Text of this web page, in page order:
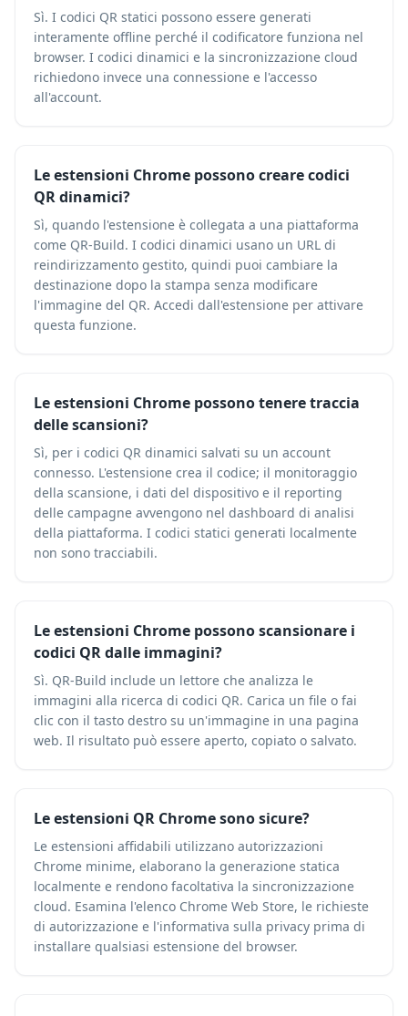
Sì. I codici QR statici possono essere generati
interamente offline perché il codificatore funziona nel
browser. I codici dinamici e la sincronizzazione cloud
richiedono invece una connessione e l'accesso
all'account.
Le estensioni Chrome possono creare codici
QR dinamici?
Sì, quando l'estensione è collegata a una piattaforma
come QR-Build. I codici dinamici usano un URL di
reindirizzamento gestito, quindi puoi cambiare la
destinazione dopo la stampa senza modificare
l'immagine del QR. Accedi dall'estensione per attivare
questa funzione.
Le estensioni Chrome possono tenere traccia
delle scansioni?
Sì, per i codici QR dinamici salvati su un account
connesso. L'estensione crea il codice; il monitoraggio
della scansione, i dati del dispositivo e il reporting
delle campagne avvengono nel dashboard di analisi
della piattaforma. I codici statici generati localmente
non sono tracciabili.
Le estensioni Chrome possono scansionare i
codici QR dalle immagini?
Sì. QR-Build include un lettore che analizza le
immagini alla ricerca di codici QR. Carica un file o fai
clic con il tasto destro su un'immagine in una pagina
web. Il risultato può essere aperto, copiato o salvato.
Le estensioni QR Chrome sono sicure?
Le estensioni affidabili utilizzano autorizzazioni
Chrome minime, elaborano la generazione statica
localmente e rendono facoltativa la sincronizzazione
cloud. Esamina l'elenco Chrome Web Store, le richieste
di autorizzazione e l'informativa sulla privacy prima di
installare qualsiasi estensione del browser.